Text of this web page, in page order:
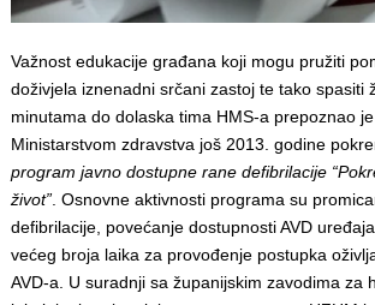
Važnost edukacije građana koji mogu pružiti
doživjela iznenadni srčani zastoj te tako spasiti
minutama do dolaska tima HMS-a prepoznao
Ministarstvom zdravstva još 2013. godine
program javno dostupne rane defibrilacije
život”. Osnovne aktivnosti programa su
defibrilacije, povećanje dostupnosti AVD
većeg broja laika za provođenje postupka
AVD-a. U suradnji sa županijskim zavodima za